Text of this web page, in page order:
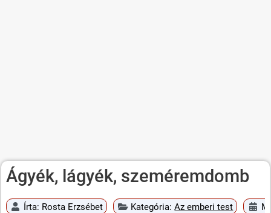
Ágyék, lágyék, szeméremdomb
Írta: Rosta Erzsébet Kategória:Az emberi test